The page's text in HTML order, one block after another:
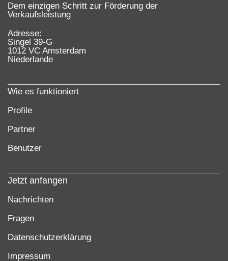
Dem einzigen Schritt zur Förderung der
Verkaufsleistung
Adresse:
Singel 39-G
1012 VC Amsterdam
Niederlande
Wie es funktioniert
Profile
Partner
Benutzer
Jetzt anfangen
Nachrichten
Fragen
Datenschutzerklärung
Impressum